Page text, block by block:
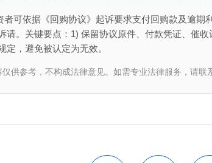
者可依据《回购协议》起诉要求支付回购款及逾期
请。关键要点：1) 保留协议原件、付款凭证、催
定，避免被认定为无效。
仅供参考，不构成法律意见。如需专业法律服务，请